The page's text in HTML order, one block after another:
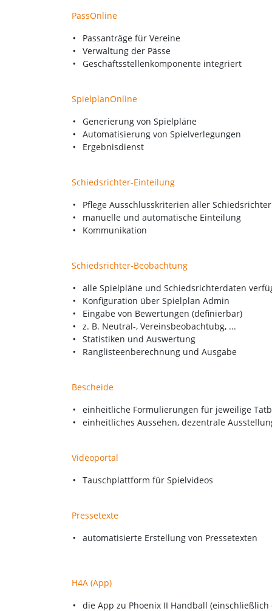
PassOnline
Passanträge für Vereine
Verwaltung der Pässe
Geschäftsstellenkomponente integriert
SpielplanOnline
Generierung von Spielpläne
Automatisierung von Spielverlegungen
Ergebnisdienst
Schiedsrichter-Einteilung
Pflege Ausschlusskriterien aller Schiedsrichter
manuelle und automatische Einteilung
Kommunikation
Schiedsrichter-Beobachtung
alle Spielpläne und Schiedsrichterdaten
Konfiguration über Spielplan Admin
Eingabe von Bewertungen (definierbar)
z. B. Neutral-, Vereinsbeobachtubg, ...
Statistiken und Auswertung
Ranglisteenberechnung und Ausgabe
Bescheide
einheitliche Formulierungen für jeweilige
einheitliches Aussehen, dezentrale
Videoportal
Tauschplattform für Spielvideos
Pressetexte
automatisierte Erstellung von Pressetexten
H4A (App)
die App zu Phoenix II Handball